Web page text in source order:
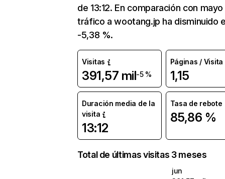
de 13:12. En comparación con mayo
tráfico a wootang.jp ha disminuido
-5,38 %.
Visitas
391,57 mil-5 %
Páginas / Visita
1,15
Duración media de la
visita
13:12
Tasa de rebote
85,86 %
Total de últimas visitas 3 meses
jun